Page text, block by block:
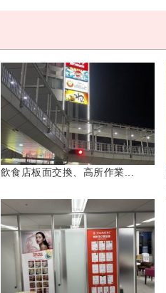
飲食店板面交換、高所作業...